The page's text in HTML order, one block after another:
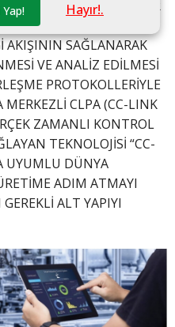
Hayır!.
BÜYÜDÜĞÜ, CİHAZLAR
ZORUNLU
SAĞLANARAK
VE ANALİZ EDİLMESİ
PROTOKOLLERİYLE
CLPA (CC-LINK
ZAMANLI KONTROL
TEKNOLOJİSİ “CC-
UYUMLU DÜNYA
ADIM ATMAYI
ALT YAPIYI